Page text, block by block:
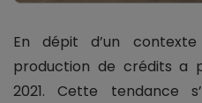
En dépit d’un
production de crédits a
2021. Cette tendance